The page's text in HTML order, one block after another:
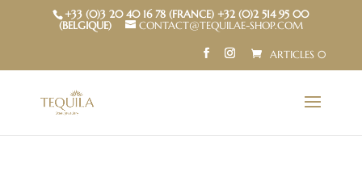
+33 (0)3 20 40 16 78 (FRANCE) +32 (0)2 514 95 00
(BELGIQUE)
CONTACT@TEQUILAE-SHOP.COM
ARTICLES 0